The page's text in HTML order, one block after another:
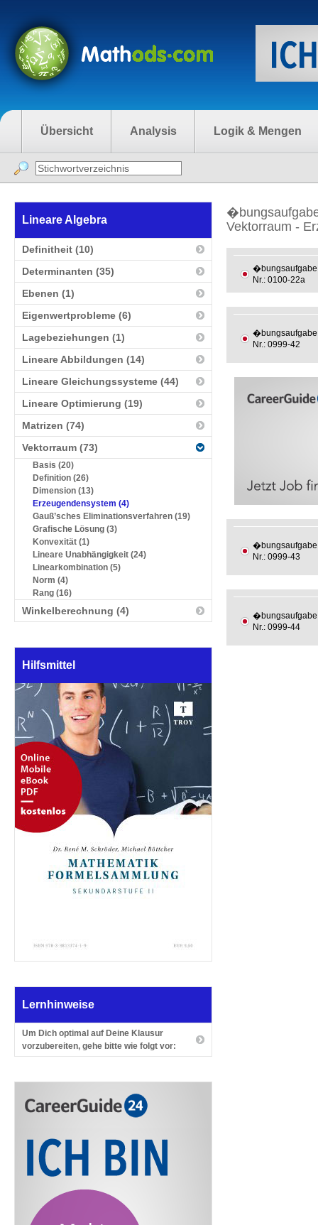
Übersicht Analysis Logik & Mengen
Lineare Algebra
Definitheit (10)
Determinanten (35)
Ebenen (1)
Eigenwertprobleme (6)
Lagebeziehungen (1)
Lineare Abbildungen (14)
Lineare Gleichungssysteme (44)
Lineare Optimierung (19)
Matrizen (74)
Vektorraum (73)
Basis (20)
Definition (26)
Dimension (13)
Erzeugendensystem (4)
Gauß’sches Eliminationsverfahren (19)
Grafische Lösung (3)
Konvexität (1)
Lineare Unabhängigkeit (24)
Linearkombination (5)
Norm (4)
Rang (16)
Winkelberechnung (4)
Hilfsmittel
Lernhinweise
Um Dich optimal auf Deine Klausur
vorzubereiten, gehe bitte wie folgt vor:
Vektorraum -
�bungsaufgabe
Nr.: 0100-22a
�bungsaufgabe
Nr.: 0999-42
�bungsaufgabe
Nr.: 0999-43
�bungsaufgabe
Nr.: 0999-44